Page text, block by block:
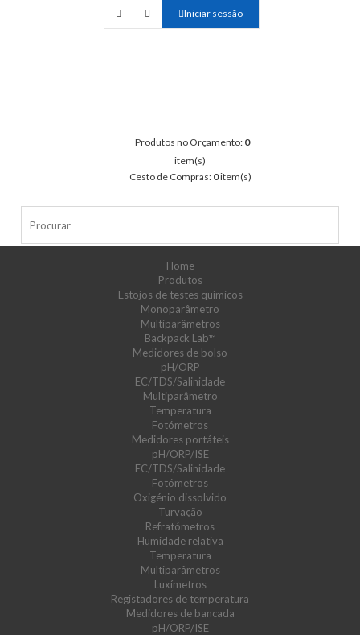
Iniciar sessão
Produtos no Orçamento: 0
item(s)
Cesto de Compras: 0item(s)
Home
Produtos
Estojos de testes químicos
Monoparâmetro
Multiparâmetros
Backpack Lab™
Medidores de bolso
pH/ORP
EC/TDS/Salinidade
Multiparâmetro
Temperatura
Fotómetros
Medidores portáteis
pH/ORP/ISE
EC/TDS/Salinidade
Fotómetros
Oxigénio dissolvido
Turvação
Refratómetros
Humidade relativa
Temperatura
Multiparâmetros
Luxímetros
Registadores de temperatura
Medidores de bancada
pH/ORP/ISE